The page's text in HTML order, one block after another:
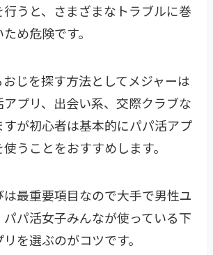
うと、さまざまなトラブルに巻
め危険です。
じを探す方法としてメジャーは
プリ、出会い系、交際クラブな
すが初心者は基本的にパパ活アプ
うことをおすすめします。
は最重要項目なので大手で男性ユ
パ活女子みんなが使っている下
を選ぶのがコツです。